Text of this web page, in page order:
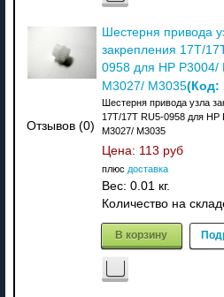
Отзывов (0)
Шестерня привода
закрепления 17T/
0958 для HP P3004/
M3027/ M3035(Код:
Шестерня привода узла
17T/17T RU5-0958 для HP
M3027/ M3035
Цена: 113 руб
плюс доставка
Вес: 0.01 кг.
Количество на
В корзину